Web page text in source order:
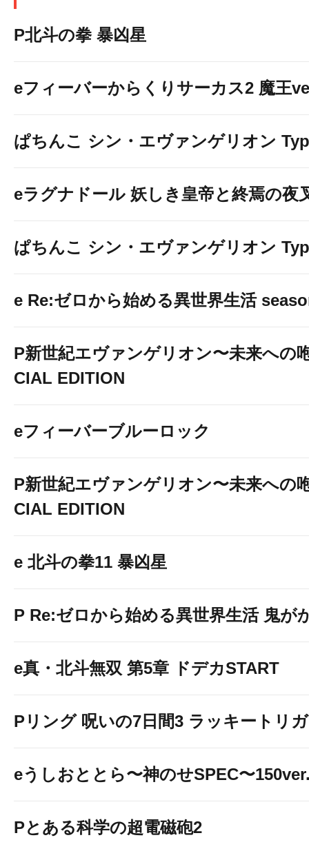
P北斗の拳 暴凶星
eフィーバーからくりサーカス2 魔王
ぱちんこ シン・エヴァンゲリオン
eラグナドール 妖しき皇帝と終焉の夜
ぱちんこ シン・エヴァンゲリオン
e Re:ゼロから始める異世界生活
P新世紀エヴァンゲリオン〜未来への
CIAL EDITION
eフィーバーブルーロック
P新世紀エヴァンゲリオン〜未来への
CIAL EDITION
e 北斗の拳11 暴凶星
P Re:ゼロから始める異世界生活 鬼が
e真・北斗無双 第5章 ドデカSTART
Pリング 呪いの7日間3 ラッキートリ
eうしおととら〜神のせSPEC〜
Pとある科学の超電磁砲2